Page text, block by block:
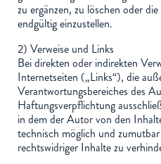
zu ergänzen, zu löschen oder
endgültig einzustellen.
2) Verweise und Links
Bei direkten oder indirekten
Internetseiten („Links“), die
Verantwortungsbereiches des
Haftungsverpflichtung
in dem der Autor von den
technisch möglich und
rechtswidriger Inhalte zu